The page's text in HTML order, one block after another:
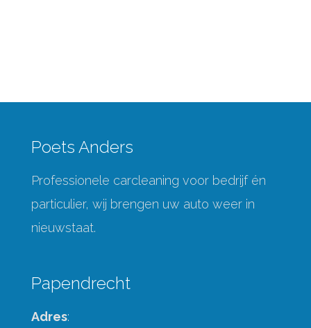
Poets Anders
Professionele carcleaning voor bedrijf én
particulier, wij brengen uw auto weer in
nieuwstaat.
Papendrecht
Adres: